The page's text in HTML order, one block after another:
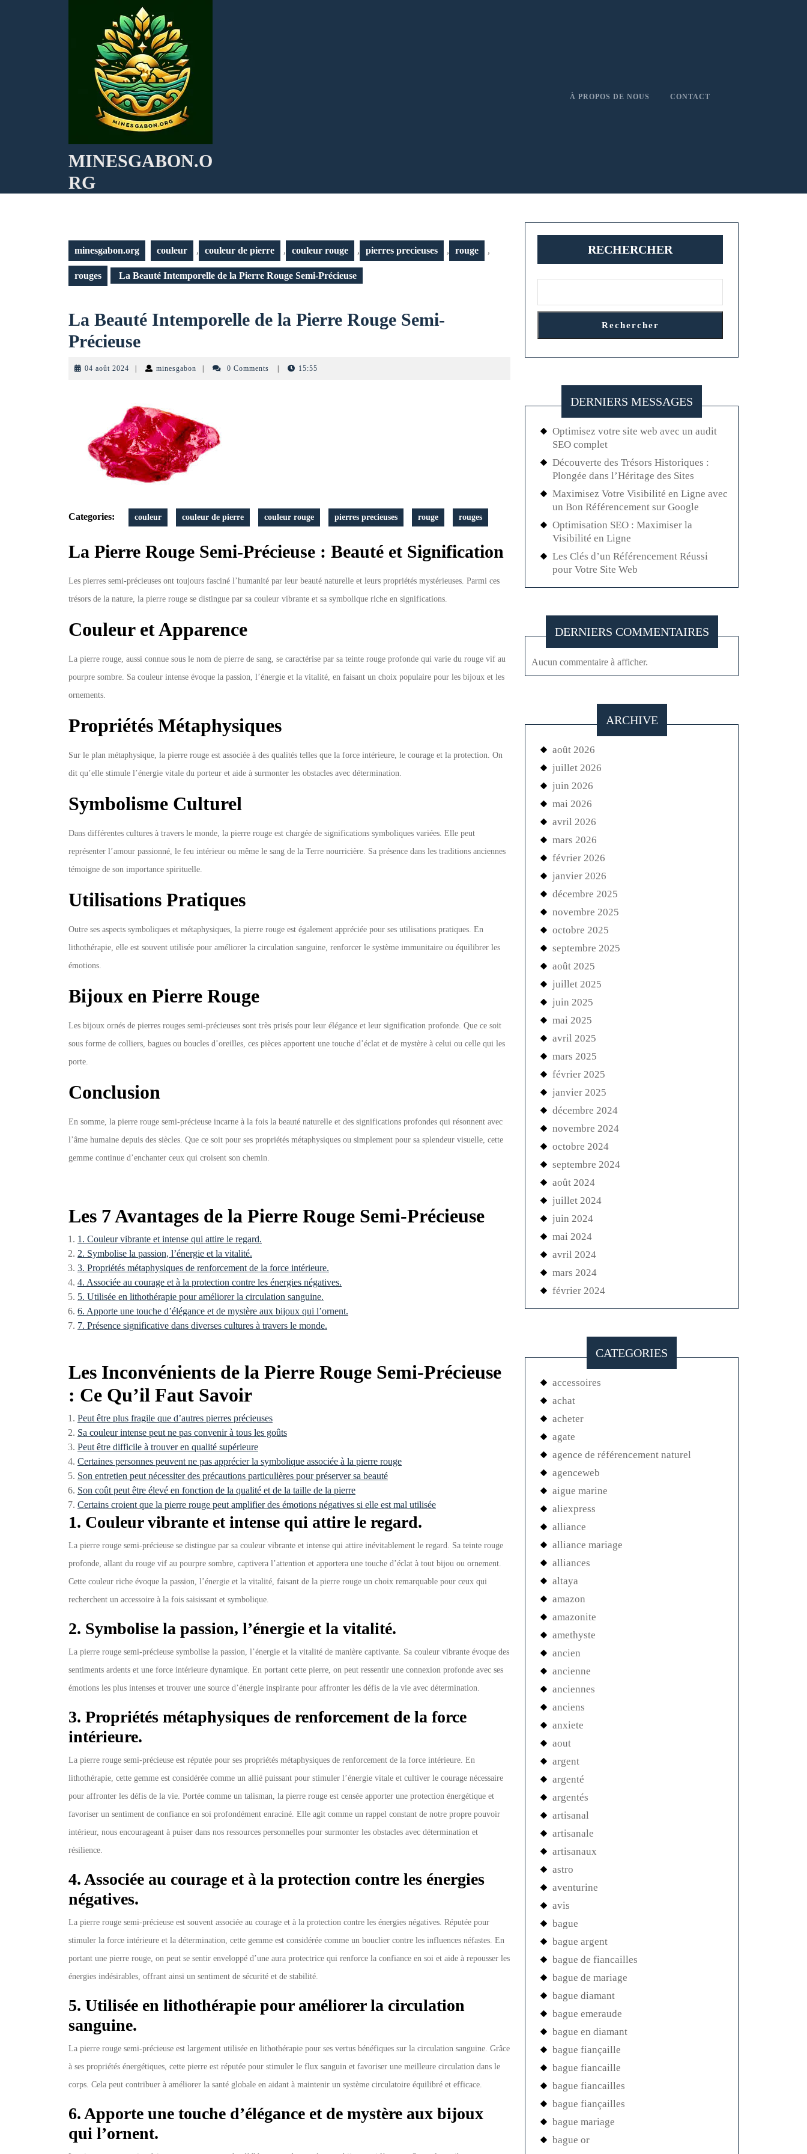
MINESGABON.O
RG
À PROPOS DE NOUS CONTACT
minesgabon.org couleur , couleur de pierre , couleur rouge , pierres precieuses , rouge ,
rouges La Beauté Intemporelle de la Pierre Rouge Semi-Précieuse
La Beauté Intemporelle de la Pierre Rouge Semi-
PrécieuseLa
Beauté
de
la
Pierre
Rouge
Précieuse
04 août 2024 04
minesgabon minesgabon0 Comments 15:55
Categories: couleur couleur de pierre couleur rouge pierres precieuses rouge rouges
La Pierre Rouge Semi-Précieuse : Beauté et Signification
Les pierres semi-précieuses ont toujours fasciné l’humanité par leur beauté naturelle et leurs propriétés mystérieuses. Parmi ces
trésors de la nature, la pierre rouge se distingue par sa couleur vibrante et sa symbolique riche en significations.
Couleur et Apparence
La pierre rouge, aussi connue sous le nom de pierre de sang, se caractérise par sa teinte rouge profonde qui varie du rouge vif au
pourpre sombre. Sa couleur intense évoque la passion, l’énergie et la vitalité, en faisant un choix populaire pour les bijoux et les
ornements.
Propriétés Métaphysiques
Sur le plan métaphysique, la pierre rouge est associée à des qualités telles que la force intérieure, le courage et la protection. On
dit qu’elle stimule l’énergie vitale du porteur et aide à surmonter les obstacles avec détermination.
Symbolisme Culturel
Dans différentes cultures à travers le monde, la pierre rouge est chargée de significations symboliques variées. Elle peut
représenter l’amour passionné, le feu intérieur ou même le sang de la Terre nourricière. Sa présence dans les traditions anciennes
témoigne de son importance spirituelle.
Utilisations Pratiques
Outre ses aspects symboliques et métaphysiques, la pierre rouge est également appréciée pour ses utilisations pratiques. En
lithothérapie, elle est souvent utilisée pour améliorer la circulation sanguine, renforcer le système immunitaire ou équilibrer les
émotions.
Bijoux en Pierre Rouge
Les bijoux ornés de pierres rouges semi-précieuses sont très prisés pour leur élégance et leur signification profonde. Que ce soit
sous forme de colliers, bagues ou boucles d’oreilles, ces pièces apportent une touche d’éclat et de mystère à celui ou celle qui les
porte.
Conclusion
En somme, la pierre rouge semi-précieuse incarne à la fois la beauté naturelle et des significations profondes qui résonnent avec
l’âme humaine depuis des siècles. Que ce soit pour ses propriétés métaphysiques ou simplement pour sa splendeur visuelle, cette
gemme continue d’enchanter ceux qui croisent son chemin.
Les 7 Avantages de la Pierre Rouge Semi-Précieuse
1. Couleur vibrante et intense qui attire le regard.
2. Symbolise la passion, l’énergie et la vitalité.
3. Propriétés métaphysiques de renforcement de la force intérieure.
4. Associée au courage et à la protection contre les énergies négatives.
5. Utilisée en lithothérapie pour améliorer la circulation sanguine.
6. Apporte une touche d’élégance et de mystère aux bijoux qui l’ornent.
7. Présence significative dans diverses cultures à travers le monde.
Les Inconvénients de la Pierre Rouge Semi-Précieuse
: Ce Qu’il Faut Savoir
Peut être plus fragile que d’autres pierres précieuses
Sa couleur intense peut ne pas convenir à tous les goûts
Peut être difficile à trouver en qualité supérieure
Certaines personnes peuvent ne pas apprécier la symbolique associée à la pierre rouge
Son entretien peut nécessiter des précautions particulières pour préserver sa beauté
Son coût peut être élevé en fonction de la qualité et de la taille de la pierre
Certains croient que la pierre rouge peut amplifier des émotions négatives si elle est mal utilisée
1. Couleur vibrante et intense qui attire le regard.
La pierre rouge semi-précieuse se distingue par sa couleur vibrante et intense qui attire inévitablement le regard. Sa teinte rouge
profonde, allant du rouge vif au pourpre sombre, captivera l’attention et apportera une touche d’éclat à tout bijou ou ornement.
Cette couleur riche évoque la passion, l’énergie et la vitalité, faisant de la pierre rouge un choix remarquable pour ceux qui
recherchent un accessoire à la fois saisissant et symbolique.
2. Symbolise la passion, l’énergie et la vitalité.
La pierre rouge semi-précieuse symbolise la passion, l’énergie et la vitalité de manière captivante. Sa couleur vibrante évoque des
sentiments ardents et une force intérieure dynamique. En portant cette pierre, on peut ressentir une connexion profonde avec ses
émotions les plus intenses et trouver une source d’énergie inspirante pour affronter les défis de la vie avec détermination.
3. Propriétés métaphysiques de renforcement de la force
intérieure.
La pierre rouge semi-précieuse est réputée pour ses propriétés métaphysiques de renforcement de la force intérieure. En
lithothérapie, cette gemme est considérée comme un allié puissant pour stimuler l’énergie vitale et cultiver le courage nécessaire
pour affronter les défis de la vie. Portée comme un talisman, la pierre rouge est censée apporter une protection énergétique et
favoriser un sentiment de confiance en soi profondément enraciné. Elle agit comme un rappel constant de notre propre pouvoir
intérieur, nous encourageant à puiser dans nos ressources personnelles pour surmonter les obstacles avec détermination et
résilience.
4. Associée au courage et à la protection contre les énergies
négatives.
La pierre rouge semi-précieuse est souvent associée au courage et à la protection contre les énergies négatives. Réputée pour
stimuler la force intérieure et la détermination, cette gemme est considérée comme un bouclier contre les influences néfastes. En
portant une pierre rouge, on peut se sentir enveloppé d’une aura protectrice qui renforce la confiance en soi et aide à repousser les
énergies indésirables, offrant ainsi un sentiment de sécurité et de stabilité.
5. Utilisée en lithothérapie pour améliorer la circulation
sanguine.
La pierre rouge semi-précieuse est largement utilisée en lithothérapie pour ses vertus bénéfiques sur la circulation sanguine. Grâce
à ses propriétés énergétiques, cette pierre est réputée pour stimuler le flux sanguin et favoriser une meilleure circulation dans le
corps. Cela peut contribuer à améliorer la santé globale en aidant à maintenir un système circulatoire équilibré et efficace.
6. Apporte une touche d’élégance et de mystère aux bijoux
qui l’ornent.
RECHERCHER
Rechercher
DERNIERS MESSAGES
Optimisez votre site web avec un audit
SEO complet
Découverte des Trésors Historiques :
Plongée dans l’Héritage des Sites
Maximisez Votre Visibilité en Ligne avec
un Bon Référencement sur Google
Optimisation SEO : Maximiser la
Visibilité en Ligne
Les Clés d’un Référencement Réussi
pour Votre Site Web
DERNIERS COMMENTAIRES
Aucun commentaire à afficher.
ARCHIVE
août 2026
juillet 2026
juin 2026
mai 2026
avril 2026
mars 2026
février 2026
janvier 2026
décembre 2025
novembre 2025
octobre 2025
septembre 2025
août 2025
juillet 2025
juin 2025
mai 2025
avril 2025
mars 2025
février 2025
janvier 2025
décembre 2024
novembre 2024
octobre 2024
septembre 2024
août 2024
juillet 2024
juin 2024
mai 2024
avril 2024
mars 2024
février 2024
CATEGORIES
accessoires
achat
acheter
agate
agence de référencement naturel
agenceweb
aigue marine
aliexpress
alliance
alliance mariage
alliances
altaya
amazon
amazonite
amethyste
ancien
ancienne
anciennes
anciens
anxiete
aout
argent
argenté
argentés
artisanal
artisanale
artisanaux
astro
aventurine
avis
bague
bague argent
bague de fiancailles
bague de mariage
bague diamant
bague emeraude
bague en diamant
bague fiançaille
bague fiancaille
bague fiancailles
bague fiançailles
bague mariage
bague or